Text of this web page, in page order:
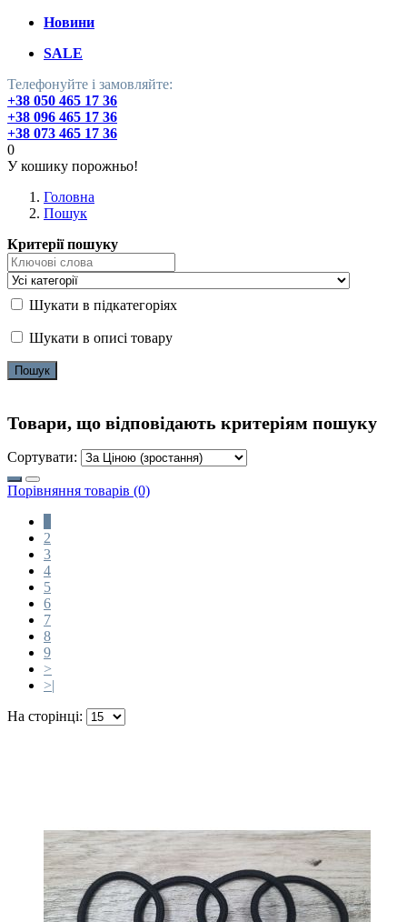
Новини
SALE
Телефонуйте і замовляйте:
+38 050 465 17 36
+38 096 465 17 36
+38 073 465 17 36
0
У кошику порожньо!
Головна
Пошук
Критерії пошуку
Шукати в підкатегоріях
Шукати в описі товару
Товари, що відповідають критеріям пошуку
Сортувати:
Порівняння товарів (0)
2
3
4
5
6
7
8
9
>
>|
На сторінці: